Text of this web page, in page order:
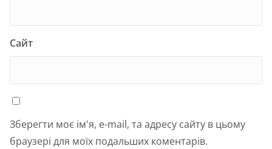
Сайт
Зберегти моє ім'я, e-mail, та адресу сайту в цьому
браузері для моїх подальших коментарів.